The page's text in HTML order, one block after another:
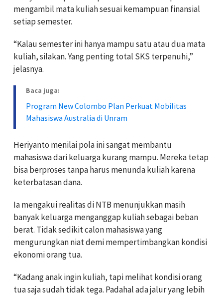
mengambil mata kuliah sesuai kemampuan finansial
setiap semester.
“Kalau semester ini hanya mampu satu atau dua mata
kuliah, silakan. Yang penting total SKS terpenuhi,”
jelasnya.
Baca juga:
Program New Colombo Plan Perkuat Mobilitas
Mahasiswa Australia di Unram
Heriyanto menilai pola ini sangat membantu
mahasiswa dari keluarga kurang mampu. Mereka tetap
bisa berproses tanpa harus menunda kuliah karena
keterbatasan dana.
Ia mengakui realitas di NTB menunjukkan masih
banyak keluarga menganggap kuliah sebagai beban
berat. Tidak sedikit calon mahasiswa yang
mengurungkan niat demi mempertimbangkan kondisi
ekonomi orang tua.
“Kadang anak ingin kuliah, tapi melihat kondisi orang
tua saja sudah tidak tega. Padahal ada jalur yang lebih